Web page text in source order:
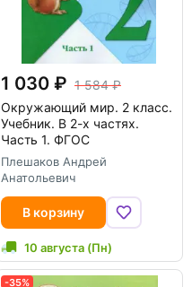
1 030
1 584
Окружающий мир. 2 класс.
Учебник. В 2-х частях.
Часть 1. ФГОС
Плешаков Андрей
Анатольевич
В корзину
10 августа (Пн)
-35%